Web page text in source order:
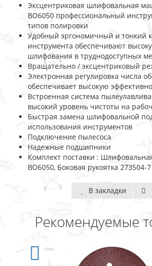
Эксцентриковая шлифовальная
BO6050 профессиональный
типов полировки
Удобный эргономичный и тонкий
инструмента обеспечивают
шлифования в труднодоступных
Вращательно / эксцентриковый
Электронная регулировка числа
обеспечивает высокую
Встроенная система
высокий уровень чистоты на
Быстрая замена шлифовальной
использования инструментов
Подключение пылесоса
Надежные подшипники
Комплект поставки :
BO6050, Боковая рукоятка 273504-
В закладки
Рекомендуемые